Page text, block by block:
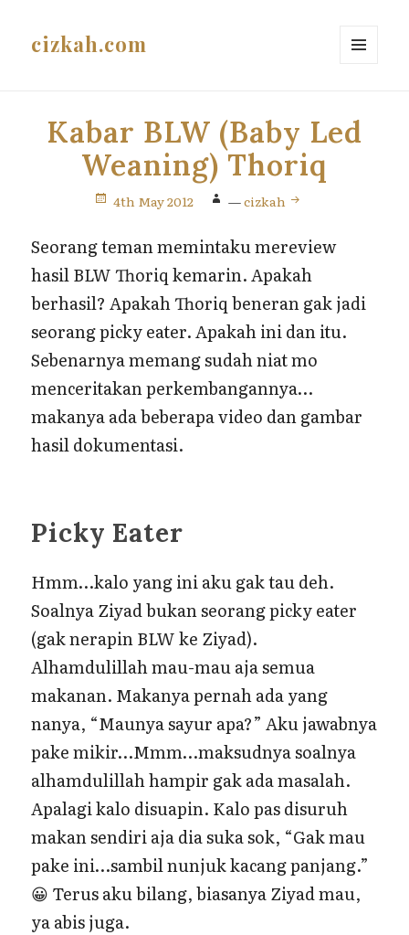
cizkah.com
Kabar BLW (Baby Led
Weaning) Thoriq
4th May 2012 —cizkah
Seorang teman memintaku mereview
hasil BLW Thoriq kemarin. Apakah
berhasil? Apakah Thoriq beneran gak jadi
seorang picky eater. Apakah ini dan itu.
Sebenarnya memang sudah niat mo
menceritakan perkembangannya…
makanya ada beberapa video dan gambar
hasil dokumentasi.
Picky Eater
Hmm…kalo yang ini aku gak tau deh.
Soalnya Ziyad bukan seorang picky eater
(gak nerapin BLW ke Ziyad).
Alhamdulillah mau-mau aja semua
makanan. Makanya pernah ada yang
nanya, “Maunya sayur apa?” Aku jawabnya
pake mikir…Mmm…maksudnya soalnya
alhamdulillah hampir gak ada masalah.
Apalagi kalo disuapin. Kalo pas disuruh
makan sendiri aja dia suka sok, “Gak mau
pake ini…sambil nunjuk kacang panjang.”
😀 Terus aku bilang, biasanya Ziyad mau,
ya abis juga.